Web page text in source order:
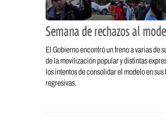
Semana de rechazos al
El Gobierno encontró un freno a varias de
de la movilización popular y distintas
los intentos de consolidar el modelo en sus
regresivas.